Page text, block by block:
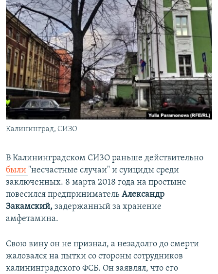
Калининград, СИЗО
В Калининградском СИЗО раньше действительно
были "несчастные случаи" и суициды среди
заключенных. 8 марта 2018 года на простыне
повесился предприниматель Александр
Закамский, задержанный за хранение
амфетамина.
Свою вину он не признал, а незадолго до смерти
жаловался на пытки со стороны сотрудников
калининградского ФСБ. Он заявлял, что его